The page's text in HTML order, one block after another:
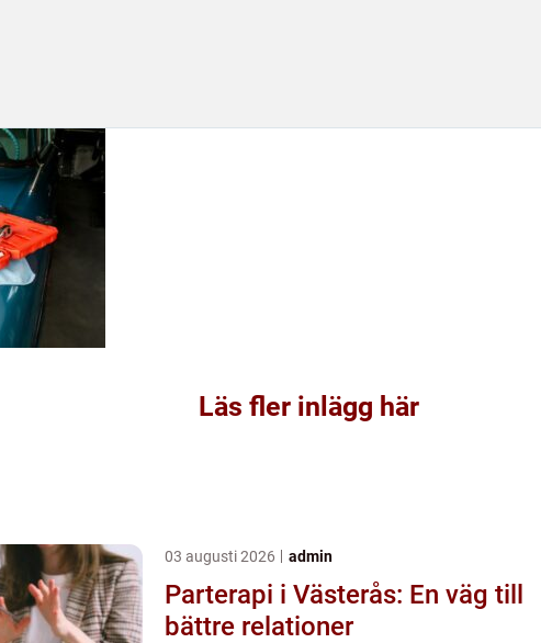
Läs fler inlägg här
03 augusti 2026 admin
Parterapi i Västerås: En väg till
bättre relationer